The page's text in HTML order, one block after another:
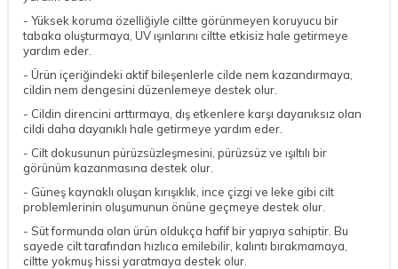
- Yüksek koruma özelliğiyle ciltte görünmeyen koruyucu bir
tabaka oluşturmaya, UV ışınlarını ciltte etkisiz hale getirmeye
yardım eder.
- Ürün içeriğindeki aktif bileşenlerle cilde nem kazandırmaya,
cildin nem dengesini düzenlemeye destek olur.
- Cildin direncini arttırmaya, dış etkenlere karşı dayanıksız olan
cildi daha dayanıklı hale getirmeye yardım eder.
- Cilt dokusunun pürüzsüzleşmesini, pürüzsüz ve ışıltılı bir
görünüm kazanmasına destek olur.
- Güneş kaynaklı oluşan kırışıklık, ince çizgi ve leke gibi cilt
problemlerinin oluşumunun önüne geçmeye destek olur.
- Süt formunda olan ürün oldukça hafif bir yapıya sahiptir. Bu
sayede cilt tarafından hızlıca emilebilir, kalıntı bırakmamaya,
ciltte yokmuş hissi yaratmaya destek olur.